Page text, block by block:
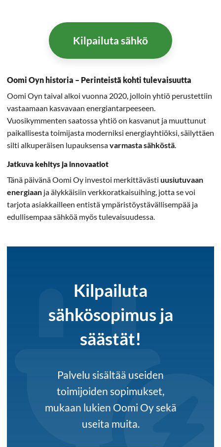
Kilpailuta sähkö
Oomi Oyn historia – Perinteistä kohti tulevaisuutta
Oomi Oyn taival alkoi vuonna 2020, jolloin yhtiö perustettiin
vastaamaan kasvavaan energiantarpeeseen.
Vuosikymmenten saatossa yhtiö on kasvanut ja muuttunut
paikallisesta toimijasta moderniksi energiayhtiöksi, säilyttäen
silti alkuperäisen lupauksensavarmasta sähköstä.
Jatkuva kehitys ja innovaatiot
Tänä päivänä Oomi Oy investoi merkittävästi uusiutuvaan
energiaan ja älykkäisiin verkkoratkaisuihing, jotta se voi
tarjota asiakkailleen entistä ympäristöystävällisempää ja
edullisempaa sähköä myös tulevaisuudessa.
Kilpailuta
sähkösopimus ja
säästät!
Palvelu sisältää useiden
toimijoiden sopimukset,
mukaan lukien Oomi Oy sekä
useita muita.